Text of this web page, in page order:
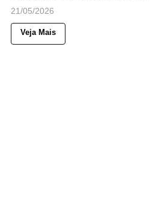
21/05/2026
Veja Mais